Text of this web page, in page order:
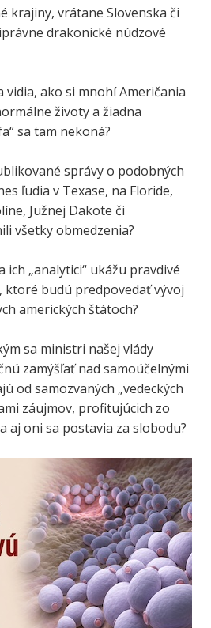
krajiny, vrátane Slovenska či
drakonické núdzové
vidia, ako si mnohí Američania
životy a žiadna
sa tam nekoná?
správy o podobných
ľudia v Texase, na Floride,
Južnej Dakote či
všetky obmedzenia?
ich „analytici“ ukážu pravdivé
ktoré budú predpovedať vývoj
amerických štátoch?
sa ministri našej vlády
zamýšľať nad samoúčelnými
od samozvaných „vedeckých
záujmov, profitujúcich zo
aj oni sa postavia za slobodu?